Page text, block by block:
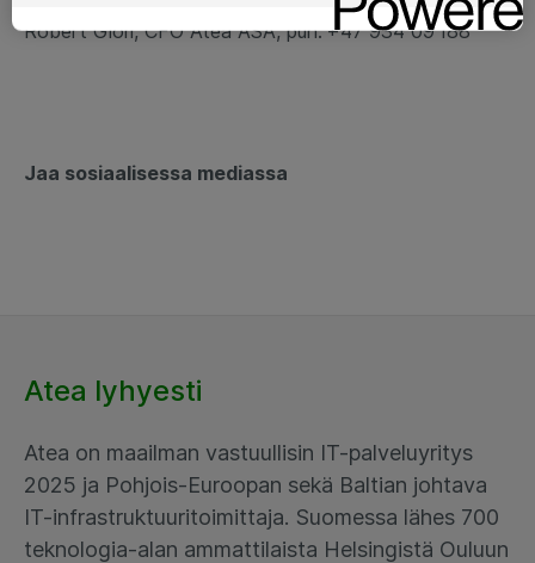
Robert Giori, CFO Atea ASA, puh. +47 934 09 188
Jaa sosiaalisessa mediassa
Atea lyhyesti
Atea on maailman vastuullisin IT-palveluyritys
2025 ja Pohjois-Euroopan sekä Baltian johtava
IT-infrastruktuuritoimittaja. Suomessa lähes 700
teknologia-alan ammattilaista Helsingistä Ouluun